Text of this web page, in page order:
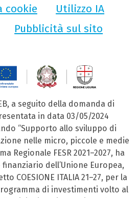
cookie
Utilizzo IA
Pubblicità sul sito
a seguito della domanda di
in data 03/05/2024
“Supporto allo sviluppo di
nelle micro, piccole e medie
Regionale FESR 2021–2027, ha
dell’Unione Europea,
COESIONE ITALIA 21–27, per la
di investimenti volto al